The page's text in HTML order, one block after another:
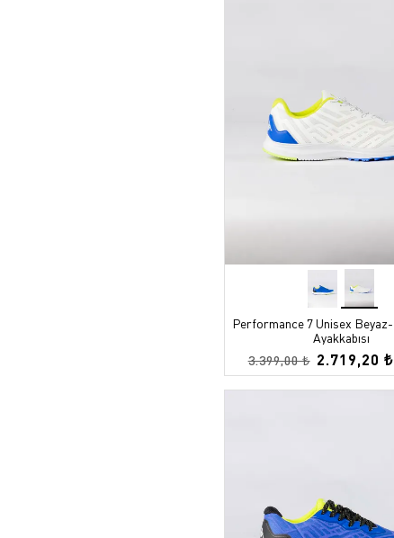
Performance 7 Unisex
Ayakkabısı
3.399,00 ₺ 2.719,20 ₺